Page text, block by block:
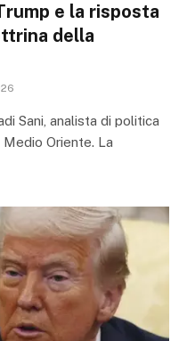
e la risposta
della
Sani, analista di politica
Oriente. La